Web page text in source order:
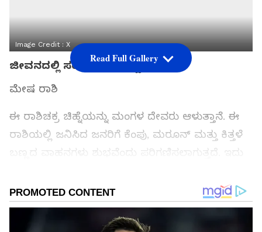
Image Credit : X
ಜೀವನದಲ್ಲಿ ಸಂತೋಷದ ಬಣ್ಣ
ಮೇಷ ರಾಶಿ
ಈ ರಾಶಿಚಕ್ರ ಚಿಹ್ನೆಯನ್ನು ಮಂಗಳ ದೇವರು ಆಳುತ್ತಾನೆ. ಈ
ರಾಶಿಯಲ್ಲಿ ಜನಿಸಿದ ಜನರಿಗೆ ಕೆಂಪು, ಮರೂನ್ ಮತ್ತು ಕಿತ್ತಳೆ
ಬಣ್ಣದ ವಾಹನಗಳು ಶುಭವೆಂದು ಪರಿಗಣಿಸಲಾಗುತ್ತದೆ. ಇದು
ವೃಷಭ ರಾಶಿ
ಈ ರಾಶಿಚಕ್ರ ಚಿಹ್ನೆಯನ್ನು ಶುಕ್ರನು ಆಳುತ್ತಾನೆ. ಈ ರಾಶಿಯಲ್ಲಿ
Read Full Gallery